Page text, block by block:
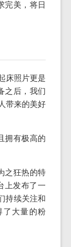
完美，将日
床照片更是
之后，我们
带来的美好
拥有极高的
之狂热的特
上发布了一
持续关注和
了大量的粉